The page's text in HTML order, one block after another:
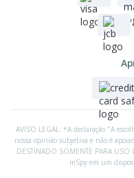
AVISO LEGAL: *A declaração "A
nossa opinião subjetiva e não é
DESTINADO SOMENTE PARA
mSpy em um